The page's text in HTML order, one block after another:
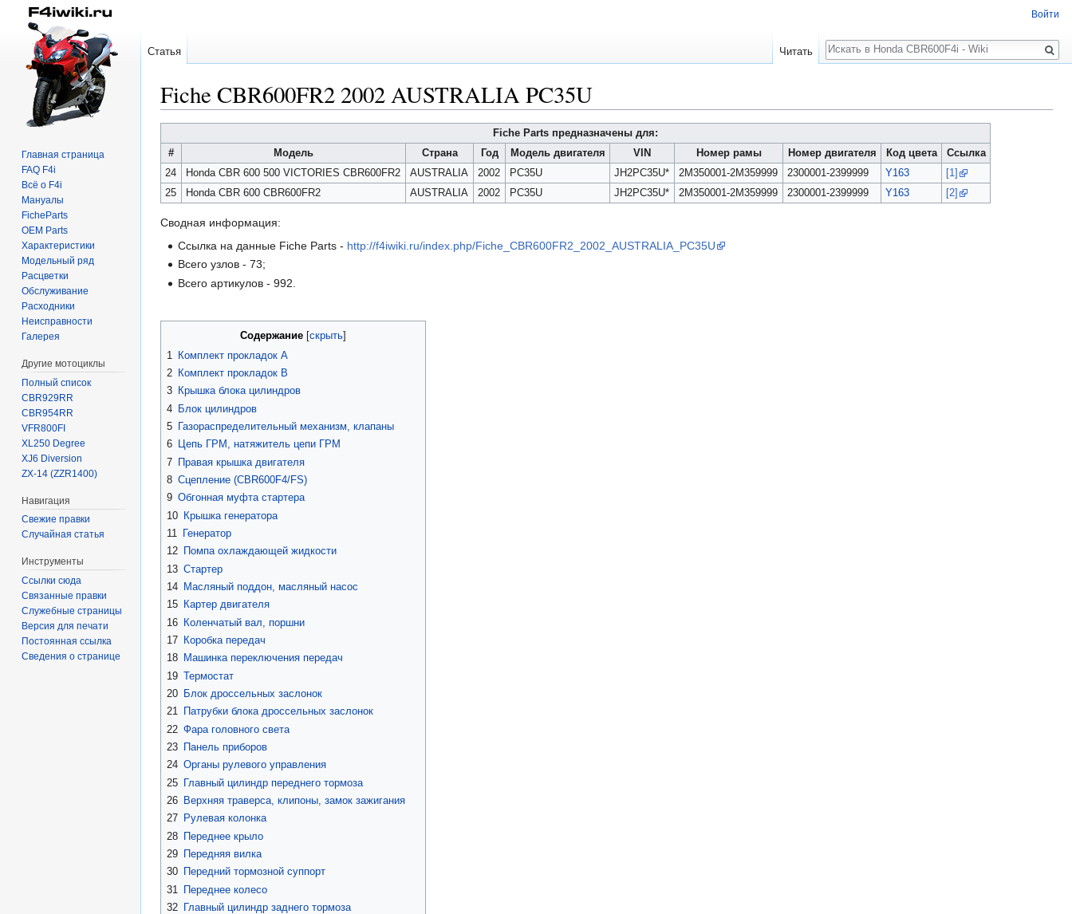
Fiche CBR600FR2 2002 AUSTRALIA PC35U
навигации
поиску
Fiche Parts предназначены для:
#
Модель Страна Год Модель двигателя VIN Номер рамы Номер двигателя Код цвета
Ссылка
24
Honda CBR 600 500 VICTORIES CBR600FR2 AUSTRALIA 2002 PC35U JH2PC35U* 2M350001-2M359999 2300001-2399999 Y163
[1]
25
Honda CBR 600 CBR600FR2 AUSTRALIA 2002 PC35U JH2PC35U* 2M350001-2M359999 2300001-2399999 Y163 [2]
Сводная информация:
Ссылка на данные Fiche Parts - http://f4iwiki.ru/index.php/Fiche_CBR600FR2_2002_AUSTRALIA_PC35U
Всего узлов - 73;
Всего артикулов - 992.
Содержание
1
Комплект прокладок A
2 Комплект прокладок B
3 Крышка блока цилиндров
4 Блок цилиндров
5 Газораспределительный механизм, клапаны
6 Цепь ГРМ, натяжитель цепи ГРМ
7 Правая крышка двигателя
8 Сцепление (CBR600F4/FS)
9 Обгонная муфта стартера
10 Крышка генератора
11 Генератор
12 Помпа охлаждающей жидкости
13 Стартер
14 Масляный поддон, масляный насос
15 Картер двигателя
16 Коленчатый вал, поршни
17 Коробка передач
18 Машинка переключения передач
19 Термостат
20 Блок дроссельных заслонок
21 Патрубки блока дроссельных заслонок
22 Фара головного света
23 Панель приборов
24 Органы рулевого управления
25 Главный цилиндр переднего тормоза
26 Верхняя траверса, клипоны, замок зажигания
27 Рулевая колонка
28 Переднее крыло
29 Передняя вилка
30 Передний тормозной суппорт
31
Переднее колесо
32 Главный цилиндр заднего тормоза
Войти
Статья Читать
Поиск
Главная страница
FAQ F4i
Всё о F4i
Мануалы
FicheParts
OEM Parts
Характеристики
Модельный ряд
Расцветки
Обслуживание
Расходники
Неисправности
Галерея
Другие мотоциклы
Полный список
CBR929RR
CBR954RR
VFR800FI
XL250 Degree
XJ6 Diversion
ZX-14 (ZZR1400)
Навигация
Свежие правки
Случайная статья
Инструменты
Ссылки сюда
Связанные правки
Служебные страницы
Версия для печати
Постоянная ссылка
Сведения о странице